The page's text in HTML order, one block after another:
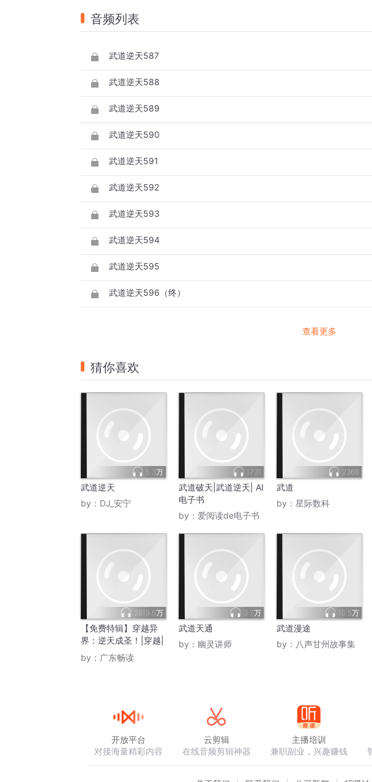
音频列表
武道逆天587
武道逆天588
武道逆天589
武道逆天590
武道逆天591
武道逆天592
武道逆天593
武道逆天594
武道逆天595
武道逆天596（终）
查看更多
猜你喜欢
5.3万
武道逆天
by： DJ_安宁
1731
武道破天|武道逆天| AI
电子书
by： 爱阅读de电子书
2368
武道
by： 星际数科
2819.5万
【免费特辑】穿越异
界：逆天成圣！|穿越|
武道天途
by： 广东畅读
3.7万
武道天通
by： 幽灵讲师
10.5万
武道漫途
by： 八声甘州故事集
开放平台
对接海量精彩内容
云剪辑
在线音频剪辑神器
主播培训
兼职副业，兴趣赚钱